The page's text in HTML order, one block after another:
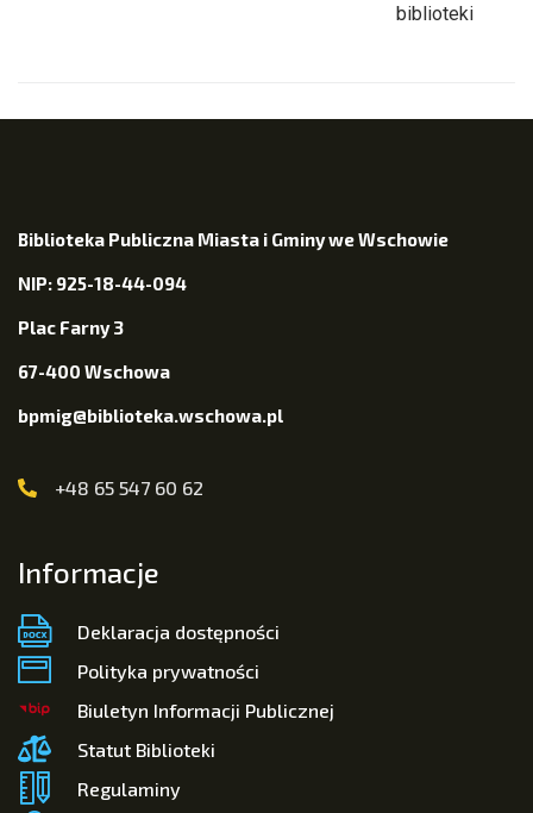
biblioteki
Biblioteka Publiczna Miasta i Gminy we Wschowie
NIP: 925-18-44-094
Plac Farny 3
67-400 Wschowa
bpmig@biblioteka.wschowa.pl
+48 65 547 60 62
Informacje
Deklaracja dostępności
Polityka prywatności
Biuletyn Informacji Publicznej
Statut Biblioteki
Regulaminy